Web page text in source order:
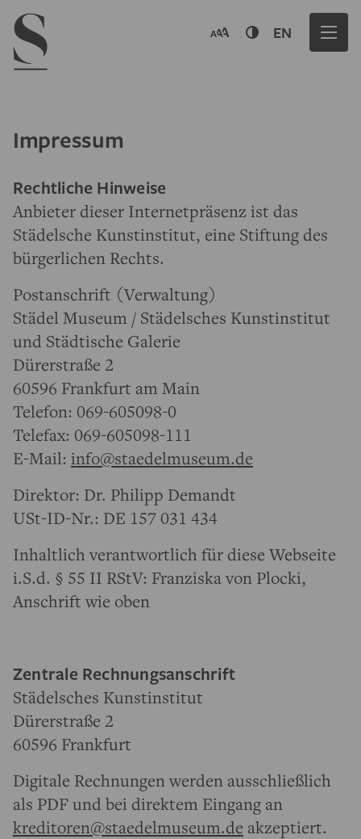
Navigation menu
EN
Impressum
Rechtliche Hinweise
Anbieter dieser Internetpräsenz ist das
Städelsche Kunstinstitut, eine Stiftung des
bürgerlichen Rechts.
Postanschrift (Verwaltung)
Städel Museum / Städelsches Kunstinstitut
und Städtische Galerie
Dürerstraße 2
60596 Frankfurt am Main
Telefon: 069-605098-0
Telefax: 069-605098-111
E-Mail: info@staedelmuseum.de
Direktor: Dr. Philipp Demandt
USt-ID-Nr.: DE 157 031 434
Inhaltlich verantwortlich für diese Webseite
i.S.d. § 55 II RStV: Franziska von Plocki,
Anschrift wie oben
Zentrale Rechnungsanschrift
Städelsches Kunstinstitut
Dürerstraße 2
60596 Frankfurt
Digitale Rechnungen werden ausschließlich
als PDF und bei direktem Eingang an
kreditoren@staedelmuseum.de akzeptiert.